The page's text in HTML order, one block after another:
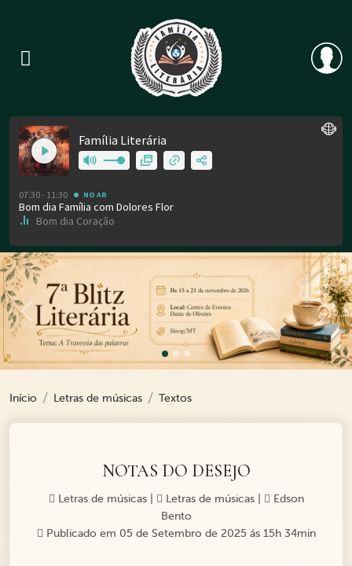
Previous
Início Letras de músicas Textos
NOTAS DO DESEJO
Letras de músicas| Letras de músicas|
Edson
Bento
Publicado em 05 de Setembro de 2025 ás 15h 34min